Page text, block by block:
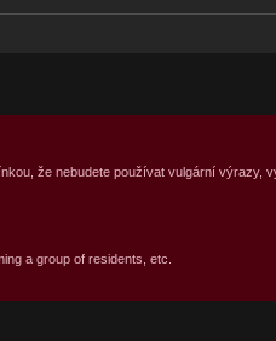
že nebudete používat vulgární výrazy,
a group of residents, etc.